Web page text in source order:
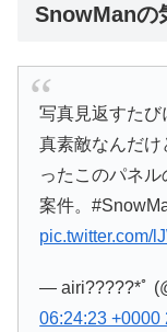
SnowManの
写真見返すた
真素敵なんだ
ったこのパネ
案件。
pic.twitter.com/
— airi?????*ﾟ
06:24:23 +0000